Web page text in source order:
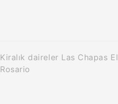
Kiralık daireler Las Chapas El
Rosario